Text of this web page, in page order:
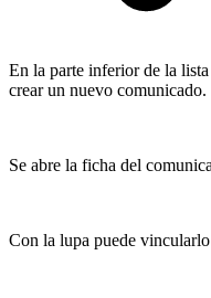
En la parte inferior de la
crear un nuevo comunicado.
Se abre la ficha del
Con la lupa puede